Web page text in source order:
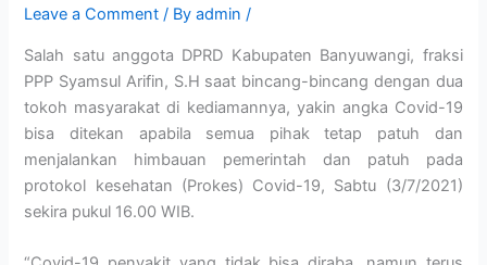
Leave a Comment / Byadmin/
Salah satu anggota DPRD Kabupaten Banyuwangi, fraksi
PPP Syamsul Arifin, S.H saat bincang-bincang dengan dua
tokoh masyarakat di kediamannya, yakin angka Covid-19
bisa ditekan apabila semua pihak tetap patuh dan
menjalankan himbauan pemerintah dan patuh pada
protokol kesehatan (Prokes) Covid-19, Sabtu (3/7/2021)
sekira pukul 16.00 WIB.